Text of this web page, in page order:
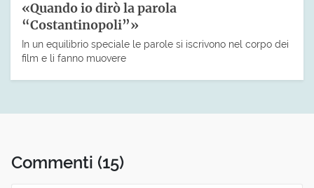
«Quando io dirò la parola
“Costantinopoli”»
In un equilibrio speciale le parole si iscrivono nel corpo dei
film e li fanno muovere
Commenti (15)